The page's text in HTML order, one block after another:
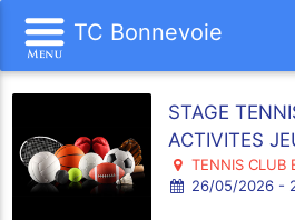
TC Bonnevoie
STAGE
ACTIVITES
TENNIS CLUB
26/05/2026 -